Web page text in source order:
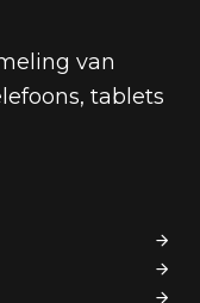
van
tablets